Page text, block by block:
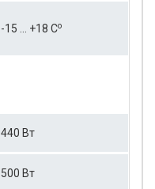
-15 ... +18 Cо
440 Вт
500 Вт